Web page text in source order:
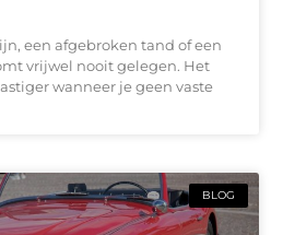
een afgebroken tand of een
vrijwel nooit gelegen. Het
wanneer je geen vaste
BLOG